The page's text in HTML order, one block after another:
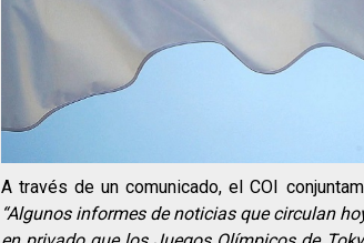
A través de un comunicado, el COI
“Algunos informes de noticias que circulan